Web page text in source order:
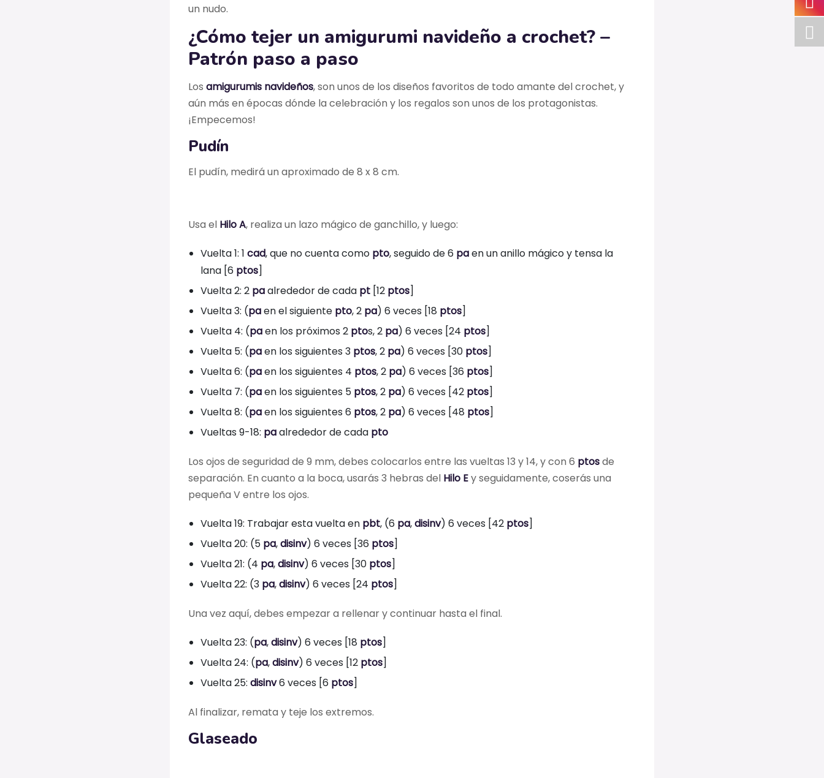
un nudo.
¿Cómo tejer un amigurumi navideño a crochet? –
Patrón paso a paso
Los amigurumis navideños, son unos de los diseños favoritos de todo amante del crochet, y
aún más en épocas dónde la celebración y los regalos son unos de los protagonistas.
¡Empecemos!
Pudín
El pudín, medirá un aproximado de 8 x 8 cm.
Usa el Hilo A, realiza un lazo mágico de ganchillo, y luego:
Vuelta 1: 1 cad, que no cuenta como pto, seguido de 6 paen un anillo mágico y tensa la
lana [6 ptos]
Vuelta 2: 2 paalrededor de cada pt [12 ptos]
Vuelta 3: (paen el siguiente pto, 2 pa) 6 veces [18 ptos]
Vuelta 4: (paen los próximos 2 ptos, 2 pa) 6 veces [24 ptos]
Vuelta 5: (paen los siguientes 3 ptos, 2 pa) 6 veces [30 ptos]
Vuelta 6: (paen los siguientes 4 ptos, 2 pa) 6 veces [36 ptos]
Vuelta 7: (paen los siguientes 5 ptos, 2 pa) 6 veces [42 ptos]
Vuelta 8: (paen los siguientes 6 ptos, 2 pa) 6 veces [48 ptos]
Vueltas 9-18: paalrededor de cada pto
Los ojos de seguridad de 9 mm, debes colocarlos entre las vueltas 13 y 14, y con 6 ptosde
separación. En cuanto a la boca, usarás 3 hebras del Hilo Ey seguidamente, coserás una
pequeña V entre los ojos.
Vuelta 19: Trabajar esta vuelta en pbt, (6 pa,disinv) 6 veces [42 ptos]
Vuelta 20: (5 pa,disinv) 6 veces [36 ptos]
Vuelta 21: (4 pa,disinv) 6 veces [30 ptos]
Vuelta 22: (3 pa,disinv) 6 veces [24 ptos]
Una vez aquí, debes empezar a rellenar y continuar hasta el final.
Vuelta 23: (pa,disinv) 6 veces [18 ptos]
Vuelta 24: (pa,disinv) 6 veces [12 ptos]
Vuelta 25: disinv6 veces [6 ptos]
Al finalizar, remata y teje los extremos.
Glaseado